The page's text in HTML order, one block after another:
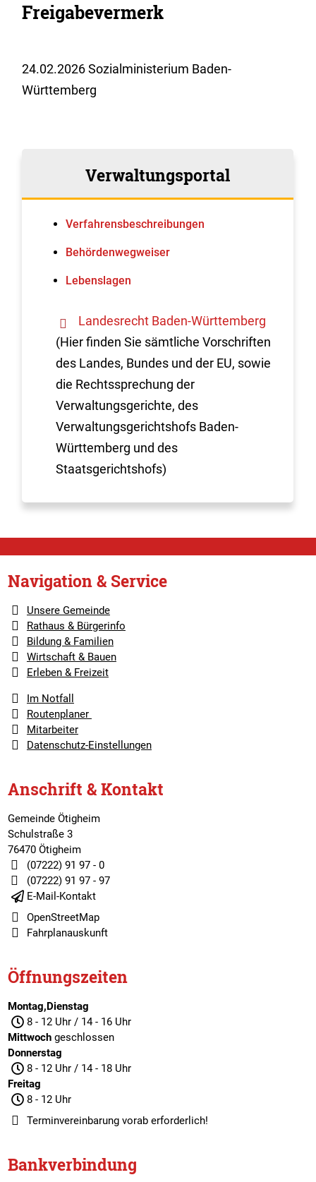
Freigabevermerk
24.02.2026 Sozialministerium Baden-
Württemberg
Verwaltungsportal
Verfahrens­beschreibungen
Behördenwegweiser
Lebenslagen
Landesrecht Baden-Württemberg
(Hier finden Sie sämtliche Vorschriften
des Landes, Bundes und der EU, sowie
die Rechtssprechung der
Verwaltungsgerichte, des
Verwaltungsgerichtshofs Baden-
Württemberg und des
Staatsgerichtshofs)
Navigation & Service
Unsere Gemeinde
Rathaus & Bürgerinfo
Bildung & Familien
Wirtschaft & Bauen
Erleben & Freizeit
Im Notfall
Routenplaner
Mitarbeiter
Datenschutz-Einstellungen
Anschrift & Kontakt
Gemeinde Ötigheim
Schulstraße 3
76470 Ötigheim
(07222) 91 97 - 0
(07222) 91 97 - 97
E-Mail-Kontakt
OpenStreetMap
Fahrplanauskunft
Öffnungszeiten
Montag,Dienstag
8 - 12 Uhr / 14 - 16 Uhr
Mittwochgeschlossen
Donnerstag
8 - 12 Uhr / 14 - 18 Uhr
Freitag
8 - 12 Uhr
Terminvereinbarungvorab erforderlich!
Bankverbindung